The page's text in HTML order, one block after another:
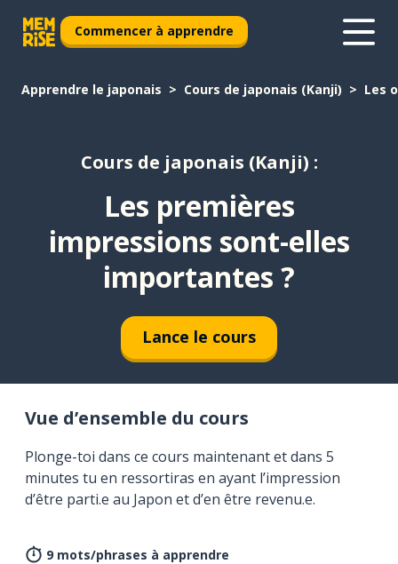
Commencer à apprendre
Apprendre le japonais Cours de japonais (Kanji) Les
Cours de japonais (Kanji) :
Les premières
impressions sont-elles
importantes ?
Lance le cours
Vue d’ensemble du cours
Plonge-toi dans ce cours maintenant et dans 5
minutes tu en ressortiras en ayant l’impression
d’être parti.e au Japon et d’en être revenu.e.
9 mots/phrases à apprendre